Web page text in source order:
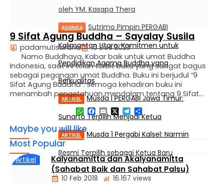
oleh YM. Kasapa Thera
AGENDA
Sutrimo Pimpin PERGABI
Kalimantan Utara: Komitmen untuk
Pendidikan Agama Buddha yang
Berkualitas
ARTIKEL
Musda I PERGABI Jawa Timur:
Sunarto Terpilih Menjadi Ketua
ARTIKEL
Musda 1 Pergabi Kalsel: Narmin
Resmi Terpilih sebagai Ketua Baru
9 Sifat Agung Buddha – Sayalay Susila
padamutisarana
16 Des 2023
Namo Buddhaya, Kabar baik untuk umat Buddha
Indonesia, saat ini telah terbit buku yang sangat bagus
sebagai pegangan umat Buddha. Buku ini berjudul “9
Sifat Agung Buddha”. Semoga kehadiran buku ini
menambah pengetahuan mendalam tentang 9 Sifat
Agung Buddha. Penulis buku ini adalah Sayalay Susila.
Adapun yang menterjemahkan dalam bahasa
Indonesia adalah …
WhatsApp
Facebook
Email
X Telegram
Maybe you will like
Most Popular
Artikel
Kalyanamitta dan Akalyanamitta
(Sahabat Baik dan Sahabat Palsu)
10 Feb 2018 16.167 views